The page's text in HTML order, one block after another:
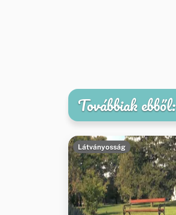
Továbbiak
Látványosság